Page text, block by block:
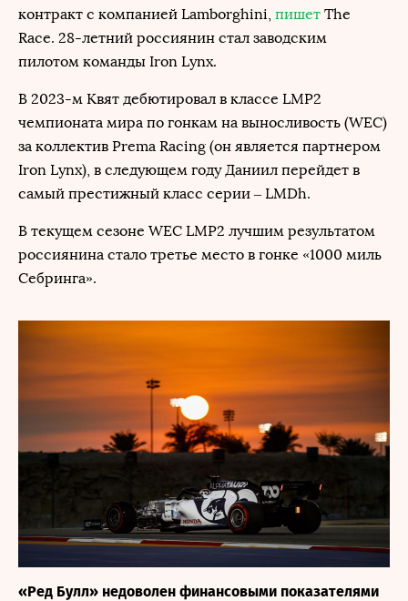
контракт с компанией Lamborghini, пишет The
Race. 28-летний россиянин стал заводским
пилотом команды Iron Lynx.
В 2023-м Квят дебютировал в классе LMP2
чемпионата мира по гонкам на выносливость (WEC)
за коллектив Prema Racing (он является партнером
Iron Lynx), в следующем году Даниил перейдет в
самый престижный класс серии – LMDh.
В текущем сезоне WEC LMP2 лучшим результатом
россиянина стало третье место в гонке «1000 миль
Себринга».
«Ред Булл» недоволен финансовыми показателями